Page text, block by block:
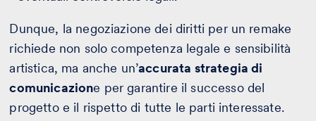
Dunque, la negoziazione dei diritti per un remake
richiede non solo competenza legale e sensibilità
artistica, ma anche un’accurata strategia di
comunicazione per garantire il successo del
progetto e il rispetto di tutte le parti interessate.